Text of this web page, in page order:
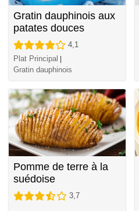
Gratin dauphinois aux
patates douces
4,1
Plat Principal
Gratin dauphinois
Pomme de terre à la
suédoise
3,7